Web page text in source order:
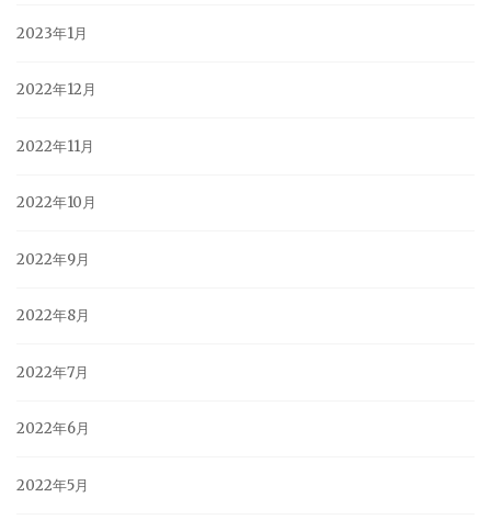
2023年1月
2022年12月
2022年11月
2022年10月
2022年9月
2022年8月
2022年7月
2022年6月
2022年5月